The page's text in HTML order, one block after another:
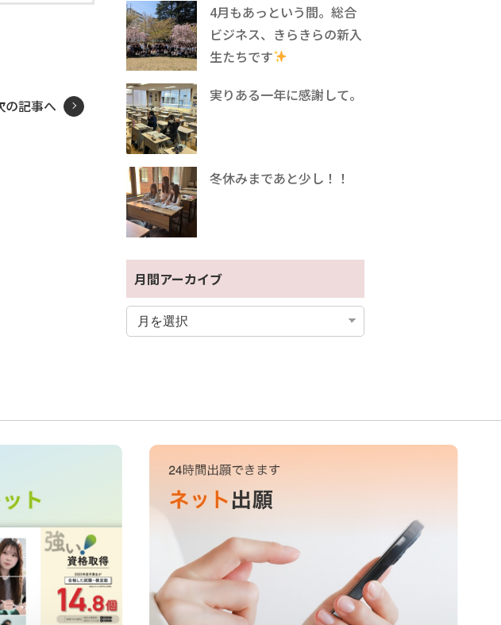
の記事へ
4月もあっという間。総合
ビジネス、きらきらの新入
生たちです
実りある一年に感謝して。
冬休みまであと少し！！
月間アーカイブ